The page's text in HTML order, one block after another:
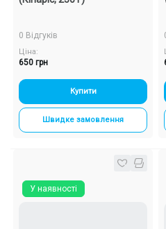
0 Відгуків
Ціна:
650 грн
Купити
Швидке замовлення
У наявності